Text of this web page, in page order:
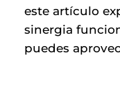
este artículo
sinergia
puedes